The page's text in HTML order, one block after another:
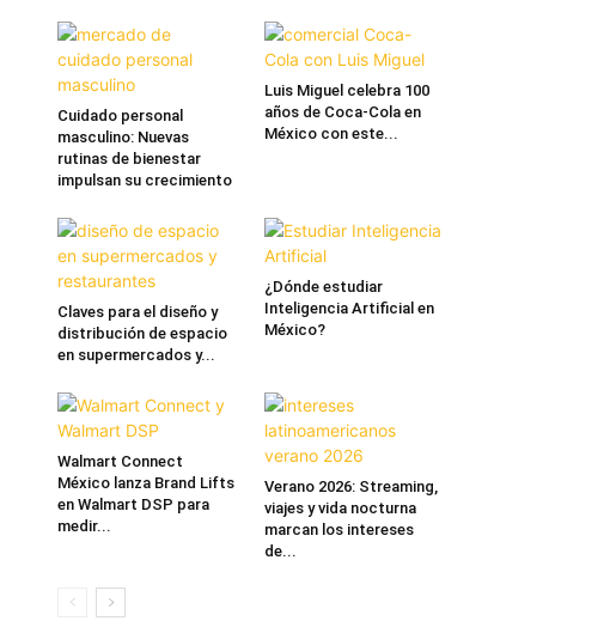
Cuidado personal
masculino: Nuevas
rutinas de bienestar
impulsan su crecimiento
Luis Miguel celebra 100
años de Coca-Cola en
México con este...
Claves para el diseño y
distribución de espacio
en supermercados y...
¿Dónde estudiar
Inteligencia Artificial en
México?
Walmart Connect
México lanza Brand Lifts
en Walmart DSP para
medir...
Verano 2026: Streaming,
viajes y vida nocturna
marcan los intereses
de...